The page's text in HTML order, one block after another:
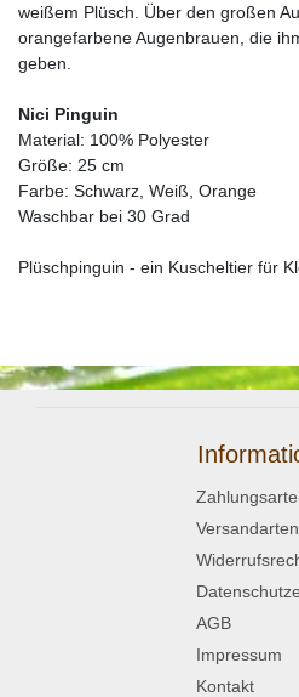
weißem Plüsch. Über den großen
orangefarbene Augenbrauen, die
geben.
Nici Pinguin
Material: 100% Polyester
Größe: 25 cm
Farbe: Schwarz, Weiß, Orange
Waschbar bei 30 Grad
Plüschpinguin - ein Kuscheltier für
AGB
Impressum
Kontakt